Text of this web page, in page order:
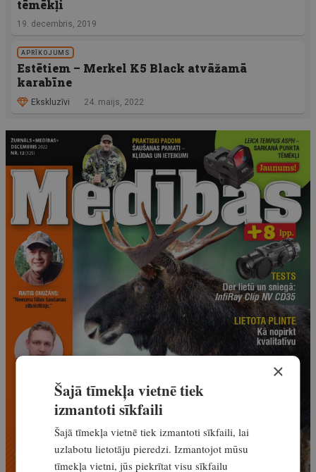
tēmēkļi
19. decembris, 2019
APRĪKOJUMS
Estētiem – Merkel K5 Black atvāžamā
karabīne
Ekskluzīvi 24. maijs, 2022
×
Šajā tīmekļa vietnē tiek
izmantoti sīkfaili
Šajā tīmekļa vietnē tiek izmantoti sīkfaili, lai
uzlabotu lietotāju pieredzi. Izmantojot mūsu
tīmekļa vietni, jūs piekrītat visu sīkfailu